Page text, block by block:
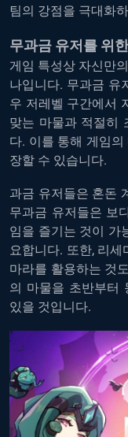
팀의 강점을 극대화
무과금 유저를 위한
게임 특성상 자신만의
나입니다. 무과금 유
우 저레벨 구간에서
맞는 마물과 적절히
다. 이를 통해 게임의
장할 수 있습니다.
과금 유저들은 혼돈
무과금 유저들은 보
임을 즐기는 것이 가
요합니다. 또한, 리세
마라를 활용하는 것도
의 마물을 초반부터
있을 것입니다.